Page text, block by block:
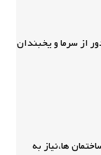
از سرما و یخبندان
ها،نیاز به